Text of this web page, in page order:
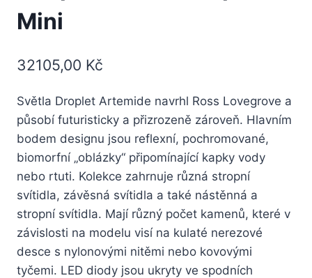
Mini
32105,00 Kč
Světla Droplet Artemide navrhl Ross Lovegrove a
působí futuristicky a přizrozeně zároveň. Hlavním
bodem designu jsou reflexní, pochromované,
biomorfní „oblázky“ připomínající kapky vody
nebo rtuti. Kolekce zahrnuje různá stropní
svítidla, závěsná svítidla a také nástěnná a
stropní svítidla. Mají různý počet kamenů, které v
závislosti na modelu visí na kulaté nerezové
desce s nylonovými nitěmi nebo kovovými
tyčemi. LED diody jsou ukryty ve spodních